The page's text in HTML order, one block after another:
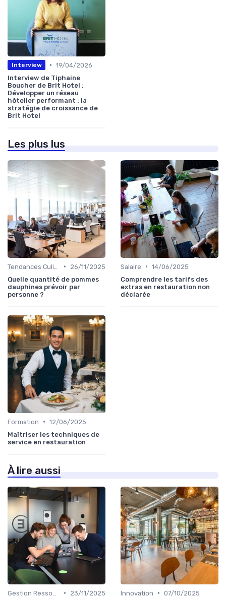
Interview • 19/04/2026
Interview de Tiphaine
Boucher de Brit Hotel :
Développer un réseau
hôtelier performant : la
stratégie de croissance de
Brit Hotel
Les plus lus
•
26/11/2025
Quelle quantité de pommes
dauphines prévoir par
personne ?
Salaire • 14/06/2025
Comprendre les tarifs des
extras en restauration non
déclarée
Formation • 12/06/2025
Maîtriser les techniques de
service en restauration
À lire aussi
•
23/11/2025
Innovation • 07/10/2025